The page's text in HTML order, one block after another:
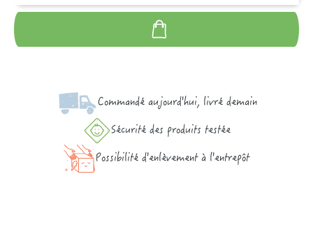
Commandé aujourd'hui, livré demain
Sécurité des produits testée
Possibilité d'enlèvement à l'entrepôt